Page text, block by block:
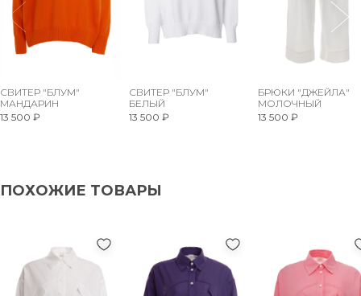
СВИТЕР "БЛУМ"
МАНДАРИН
13 500 ₽
СВИТЕР "БЛУМ"
БЕЛЫЙ
13 500 ₽
БРЮКИ "ДЖЕЙЛА"
МОЛОЧНЫЙ
13 500 ₽
ПОХОЖИЕ ТОВАРЫ